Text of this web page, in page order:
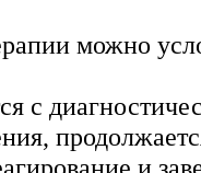
можно
с